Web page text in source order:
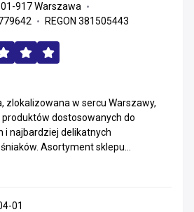
917 Warszawa
REGON 381505443
zlokalizowana w sercu Warszawy,
dostosowanych do
i najbardziej delikatnych
Asortyment sklepu...
01